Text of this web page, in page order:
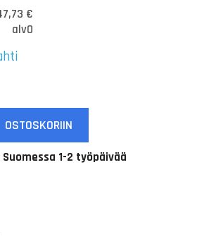
€
alv0
OSTOSKORIIN
1-2 työpäivää